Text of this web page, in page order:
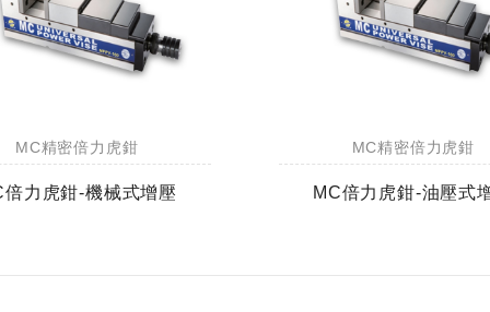
MC精密倍力虎鉗
倍力虎鉗-機械式增壓
MC精密倍力虎鉗
MC倍力虎鉗-油壓式